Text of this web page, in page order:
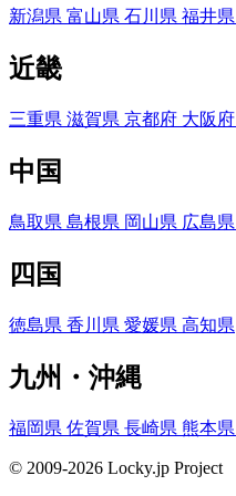
新潟県 富山県 石川県 福井県
近畿
三重県 滋賀県 京都府 大阪府
中国
鳥取県 島根県 岡山県 広島県
四国
徳島県 香川県 愛媛県 高知県
九州・沖縄
福岡県 佐賀県 長崎県 熊本県
© 2009-2026 Locky.jp Project